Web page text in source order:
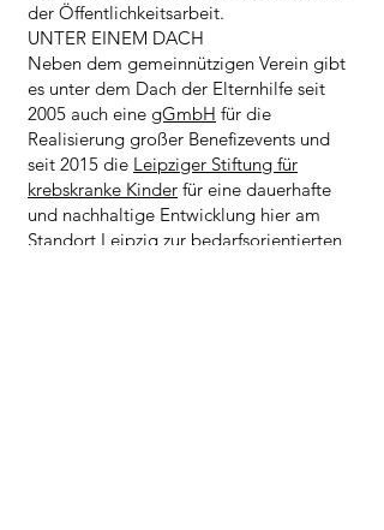
der Öffentlichkeitsarbeit.
UNTER EINEM DACH
Neben dem gemeinnützigen Verein gibt
es unter dem Dach der Elternhilfe seit
2005 auch eine gGmbH für die
Realisierung großer Benefizevents und
seit 2015 die Leipziger Stiftung für
krebskranke Kinder für eine dauerhafte
und nachhaltige Entwicklung hier am
Standort Leipzig zur bedarfsorientierten